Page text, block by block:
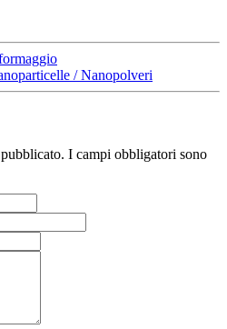
/ Nanopolveri
I campi obbligatori sono